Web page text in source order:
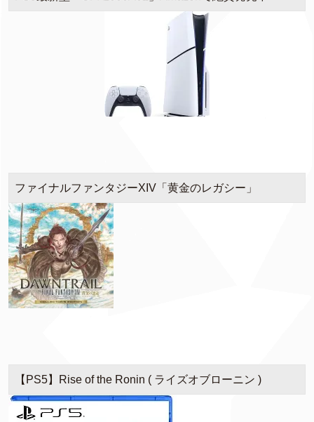
ファイナルファンタジーXIV「黄金のレガシー」
【PS5】Rise of the Ronin ( ライズオブローニン )